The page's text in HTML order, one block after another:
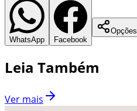
WhatsApp Facebook
Opções
Leia Também
Ver mais